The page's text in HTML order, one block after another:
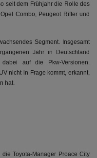
seit dem Frühjahr die Rolle des
Combo, Peugeot Rifter und
Segment. Insgesamt
Jahr in Deutschland
auf die Pkw-Versionen.
nicht in Frage kommt, erkannt,
hat.
Toyota-Manager Proace City